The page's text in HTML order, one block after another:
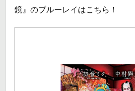
鏡』のブルーレイはこちら！